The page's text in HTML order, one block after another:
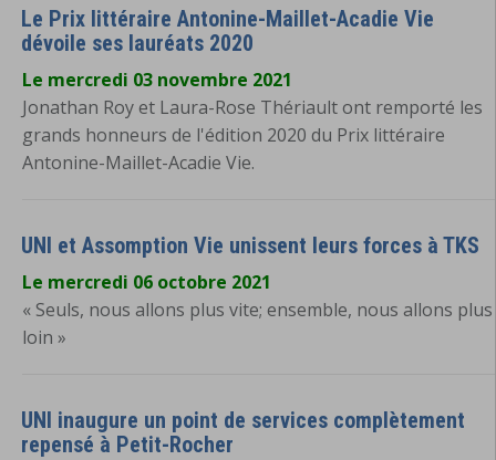
Le Prix littéraire Antonine-Maillet-Acadie Vie
dévoile ses lauréats 2020
Le mercredi 03 novembre 2021
Jonathan Roy et Laura-Rose Thériault ont remporté les
grands honneurs de l'édition 2020 du Prix littéraire
Antonine-Maillet-Acadie Vie.
UNI et Assomption Vie unissent leurs forces à TKS
Le mercredi 06 octobre 2021
« Seuls, nous allons plus vite; ensemble, nous allons plus
loin »
UNI inaugure un point de services complètement
repensé à Petit-Rocher